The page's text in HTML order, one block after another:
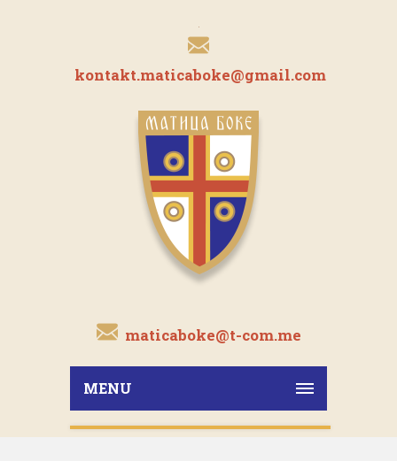
kontakt.maticaboke@gmail.com
maticaboke@t-com.me
MENU